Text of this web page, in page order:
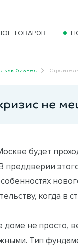
ТОВАРОВ
как бизнес
не
будет
преддверии
когда в
не просто,
Тип